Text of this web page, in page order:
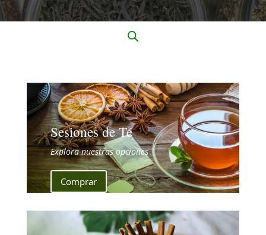
Sesiones de Té
Explora nuestras opciones
Comprar